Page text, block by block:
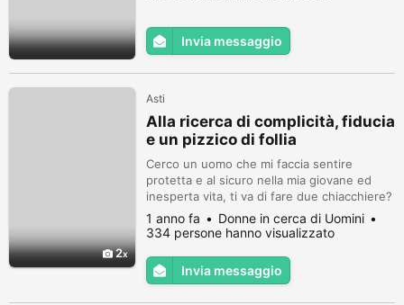
Invia messaggio
2
Asti
Alla ricerca di complicità, fiducia
e un pizzico di follia
Cerco un uomo che mi faccia sentire
protetta e al sicuro nella mia giovane ed
inesperta vita, ti va di fare due chiacchiere?
1 anno fa
Donne in cerca di Uomini
334 persone hanno visualizzato
Invia messaggio